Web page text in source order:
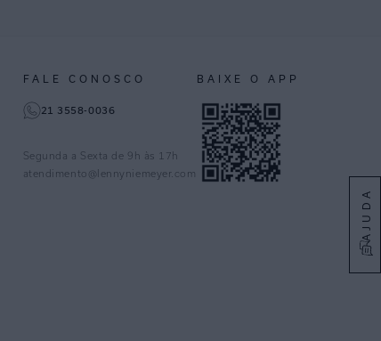
AJUDA
FALE CONOSCO
21 3558-0036
Segunda a Sexta de 9h às 17h
atendimento@lennyniemeyer.com
BAIXE O APP